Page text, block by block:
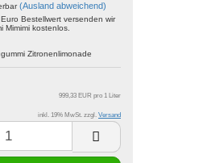
(Ausland abweichend)
Bestellwert versenden wir
Mimimi kostenlos.
Zitronenlimonade
999,33 EUR pro 1 Liter
inkl. 19% MwSt. zzgl. Versand